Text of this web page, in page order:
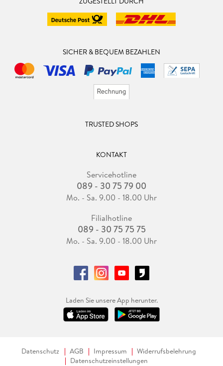
SICHER & BEQUEM BEZAHLEN
TRUSTED SHOPS
KONTAKT
Servicehotline
089 - 30 75 79 00
Mo. - Sa. 9.00 - 18.00 Uhr
Filialhotline
089 - 30 75 75 75
Mo. - Sa. 9.00 - 18.00 Uhr
Laden Sie unsere App herunter.
Datenschutz AGB Impressum
Widerrufsbelehrung
Datenschutzeinstellungen